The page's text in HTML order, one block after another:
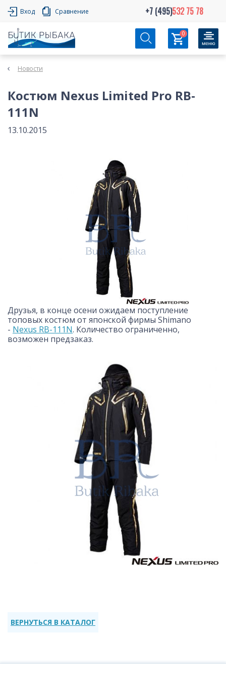
Вход Сравнение +7 (495)532 75 78
0
Новости
Костюм Nexus Limited Pro RB-
111N
13.10.2015
Друзья, в конце осени ожидаем поступление
топовых костюм от японской фирмы Shimano
- Nexus RB-111N. Количество ограниченно,
возможен предзаказ.
ВЕРНУТЬСЯ В КАТАЛОГ